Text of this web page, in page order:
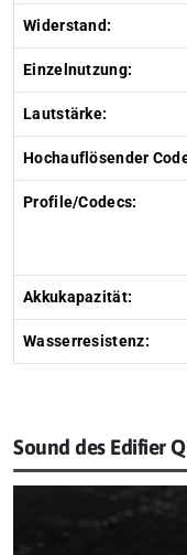
Widerstand:
Einzelnutzung:
Lautstärke:
Hochauflösender
Profile/Codecs:
Akkukapazität:
Wasserresistenz:
Sound des Edifier